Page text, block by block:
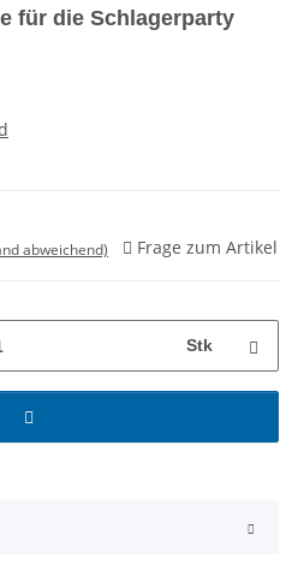
für die Schlagerparty
abweichend) Frage zum Artikel
Stk